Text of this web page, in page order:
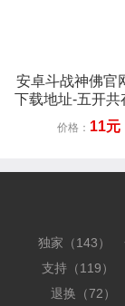
安卓斗战神佛官
下载地址-五开共
版本-7天
价格： 11元
独家（143）
支持（119）
退换（72）